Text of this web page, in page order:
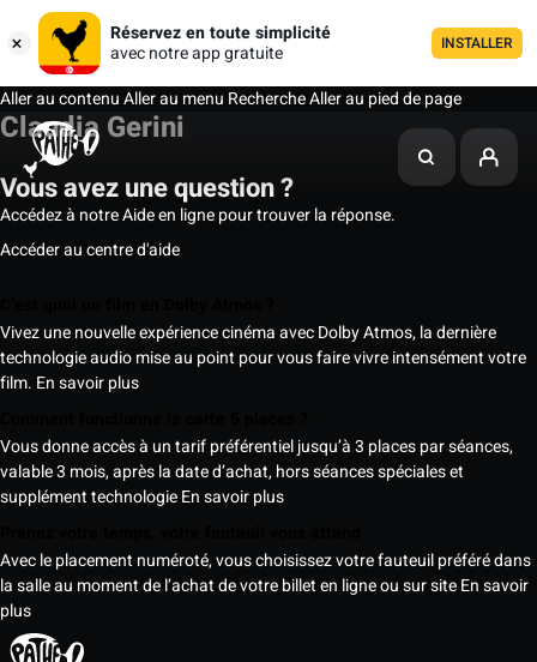
Réservez en toute simplicité
avec notre app gratuite
INSTALLER
Aller au contenuAller au menu RechercheAller au pied de page
Claudia Gerini
Vous avez une question ?
Accédez à notre Aide en ligne pour trouver la réponse.
Accéder au centre d'aide
Vivez une nouvelle expérience cinéma avec Dolby Atmos, la dernière
technologie audio mise au point pour vous faire vivre intensément votre
film. En savoir plus
Vous donne accès à un tarif préférentiel jusqu’à 3 places par séances,
valable 3 mois, après la date d’achat, hors séances spéciales et
supplément technologieEn savoir plus
Avec le placement numéroté, vous choisissez votre fauteuil préféré dans
la salle au moment de l’achat de votre billet en ligne ou sur siteEn savoir
plus